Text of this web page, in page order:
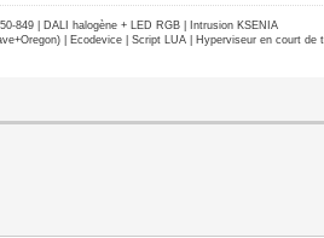
849 | DALI halogène + LED RGB | Intrusion KSENIA
| Ecodevice | Script LUA | Hyperviseur en court de